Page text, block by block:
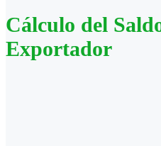
Cálculo del
Exportador